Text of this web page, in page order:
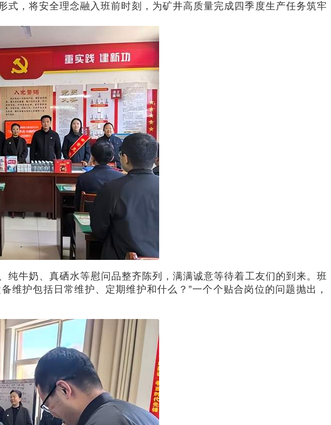
，将安全理念融入班前时刻，为矿井高质量完成四季度生产任务筑牢
牛奶、真硒水等慰问品整齐陈列，满满诚意等待着工友们的到来。班
维护包括日常维护、定期维护和什么？”一个个贴合岗位的问题抛出，